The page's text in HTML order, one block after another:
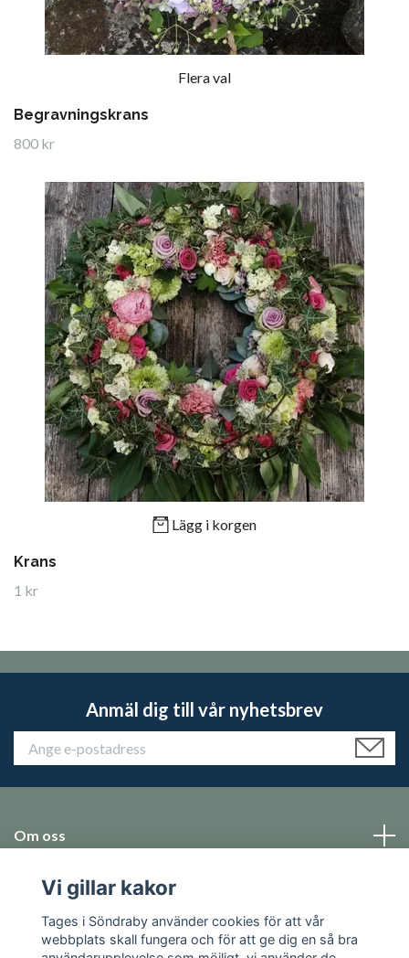
Flera val
Begravningskrans
800 kr
Lägg i korgen
Krans
1 kr
Anmäl dig till vår nyhetsbrev
Om oss
Emballage
Sociala medier
Vi gillar kakor
Tages i Söndraby använder cookies för att vår
webbplats skall fungera och för att ge dig en så bra